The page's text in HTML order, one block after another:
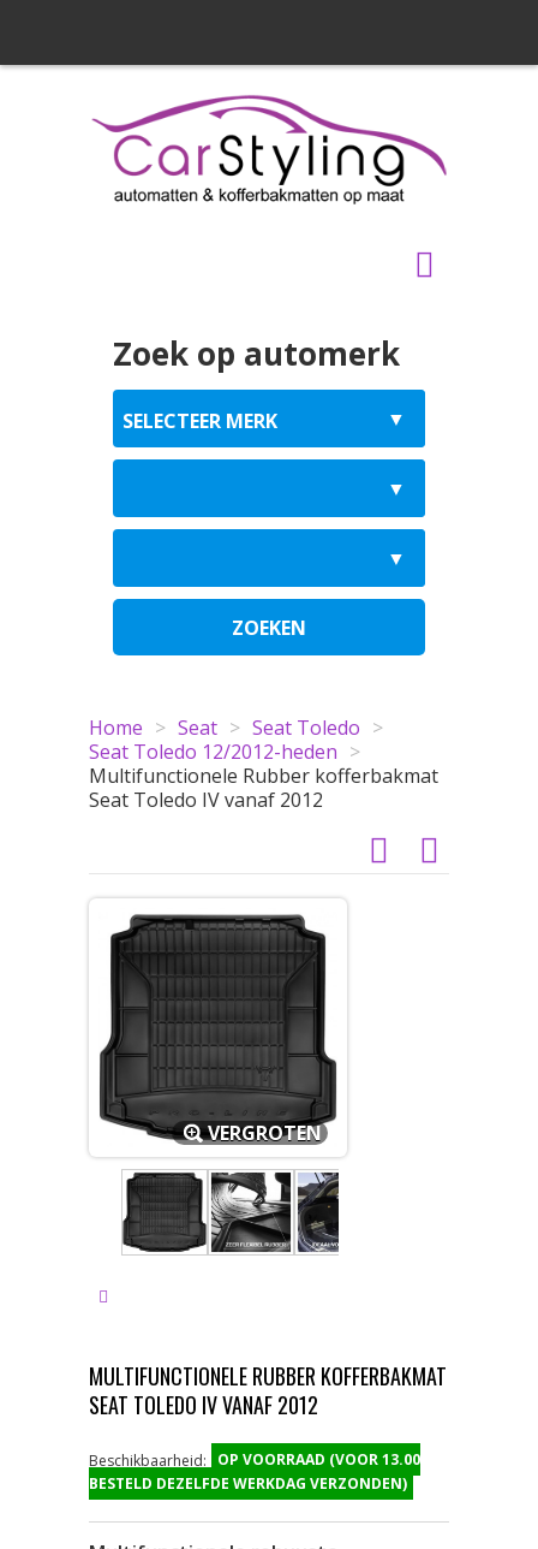
Zoek op automerk
ZOEKEN
Home > Seat > Seat Toledo >
Seat Toledo 12/2012-heden >
Multifunctionele Rubber kofferbakmat
Seat Toledo IV vanaf 2012
VERGROTEN
MULTIFUNCTIONELE RUBBER KOFFERBAKMAT
SEAT TOLEDO IV VANAF 2012
Beschikbaarheid:
OP VOORRAAD (VOOR 13.00
BESTELD DEZELFDE WERKDAG VERZONDEN)